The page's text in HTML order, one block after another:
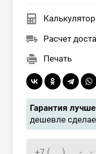
Калькулятор
Расчет
Печать
Гарантия
дешевле